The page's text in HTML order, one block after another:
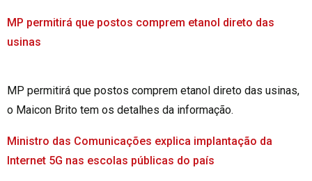
MP permitirá que postos comprem etanol direto das
usinas
MP permitirá que postos comprem etanol direto das usinas,
o Maicon Brito tem os detalhes da informação.
Ministro das Comunicações explica implantação da
Internet 5G nas escolas públicas do país